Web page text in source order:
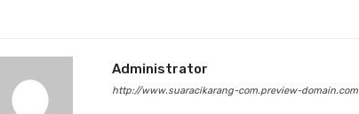
Administrator
http://www.suaracikarang-com.preview-domain.com